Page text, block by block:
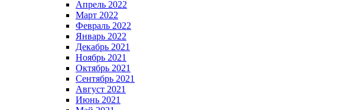
Апрель 2022
Март 2022
Февраль 2022
Январь 2022
Декабрь 2021
Ноябрь 2021
Октябрь 2021
Сентябрь 2021
Август 2021
Июнь 2021